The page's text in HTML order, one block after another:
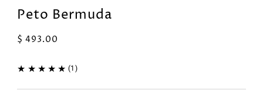
Peto Bermuda
$ 493.00
(1)